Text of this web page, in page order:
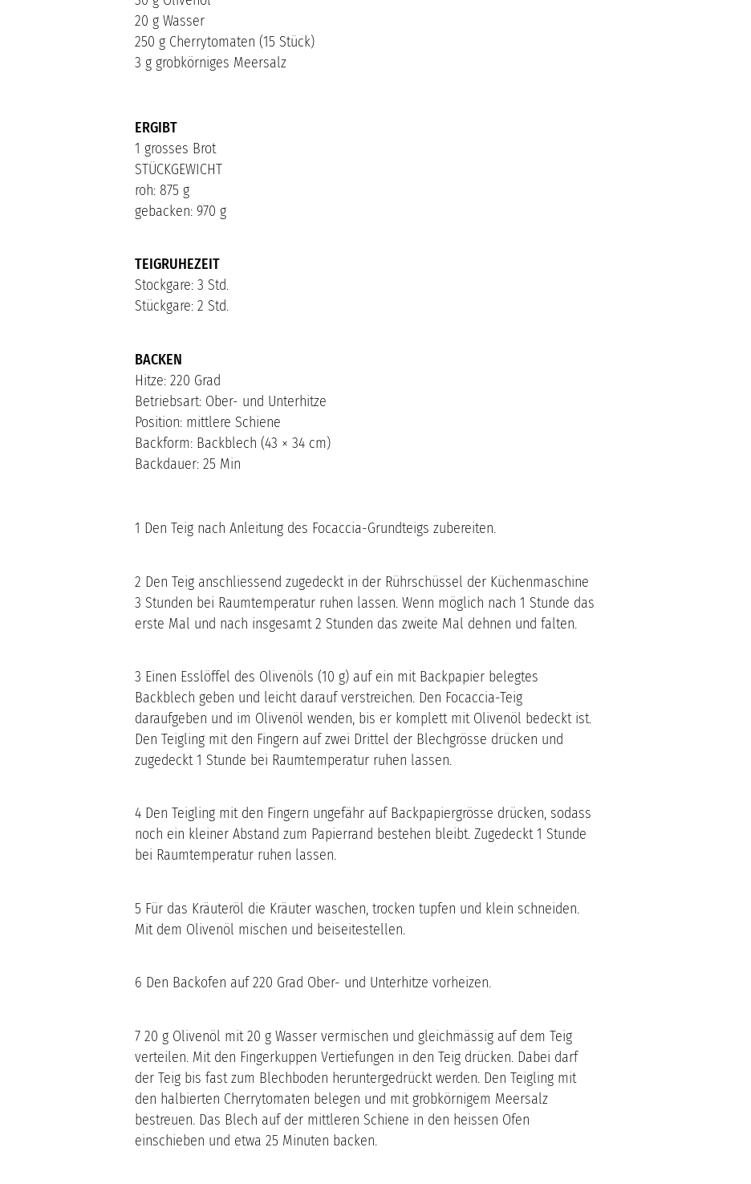
20 g Wasser
250 g Cherrytomaten (15 Stück)
3 g grobkörniges Meersalz
ERGIBT
1 grosses Brot
STÜCKGEWICHT
roh: 875 g
gebacken: 970 g
TEIGRUHEZEIT
Stockgare: 3 Std.
Stückgare: 2 Std.
BACKEN
Hitze: 220 Grad
Betriebsart: Ober- und Unterhitze
Position: mittlere Schiene
Backform: Backblech (43 × 34 cm)
Backdauer: 25 Min
1 Den Teig nach Anleitung des Focaccia-Grundteigs zubereiten.
2 Den Teig anschliessend zugedeckt in der Rührschüssel der Küchenmaschine
3 Stunden bei Raumtemperatur ruhen lassen. Wenn möglich nach 1 Stunde das
erste Mal und nach insgesamt 2 Stunden das zweite Mal dehnen und falten.
3 Einen Esslöffel des Olivenöls (10 g) auf ein mit Backpapier belegtes
Backblech geben und leicht darauf verstreichen. Den Focaccia-Teig
daraufgeben und im Olivenöl wenden, bis er komplett mit Olivenöl bedeckt ist.
Den Teigling mit den Fingern auf zwei Drittel der Blechgrösse drücken und
zugedeckt 1 Stunde bei Raumtemperatur ruhen lassen.
4 Den Teigling mit den Fingern ungefähr auf Backpapiergrösse drücken, sodass
noch ein kleiner Abstand zum Papierrand bestehen bleibt. Zugedeckt 1 Stunde
bei Raumtemperatur ruhen lassen.
5 Für das Kräuteröl die Kräuter waschen, trocken tupfen und klein schneiden.
Mit dem Olivenöl mischen und beiseitestellen.
6 Den Backofen auf 220 Grad Ober- und Unterhitze vorheizen.
7 20 g Olivenöl mit 20 g Wasser vermischen und gleichmässig auf dem Teig
verteilen. Mit den Fingerkuppen Vertiefungen in den Teig drücken. Dabei darf
der Teig bis fast zum Blechboden heruntergedrückt werden. Den Teigling mit
den halbierten Cherrytomaten belegen und mit grobkörnigem Meersalz
bestreuen. Das Blech auf der mittleren Schiene in den heissen Ofen
einschieben und etwa 25 Minuten backen.